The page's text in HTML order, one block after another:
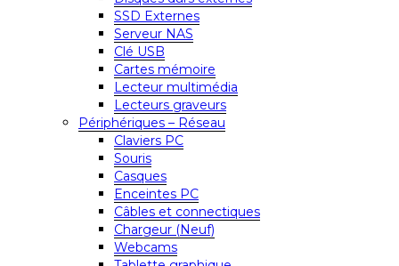
SSD Externes
Serveur NAS
Clé USB
Cartes mémoire
Lecteur multimédia
Lecteurs graveurs
Périphériques – Réseau
Claviers PC
Souris
Casques
Enceintes PC
Câbles et connectiques
Chargeur (Neuf)
Webcams